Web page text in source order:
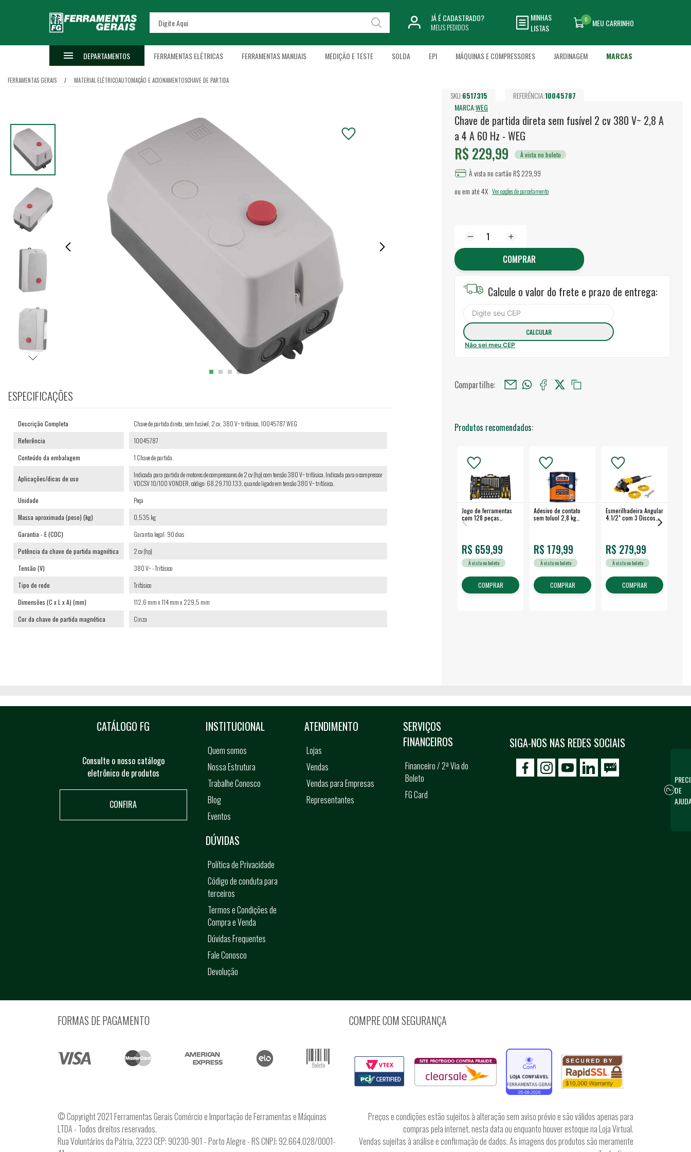
JÁ É CADASTRADO?
MEUS PEDIDOS
MINHAS
LISTAS
MEU CARRINHO
0
DEPARTAMENTOS FERRAMENTAS ELÉTRICAS FERRAMENTAS MANUAIS MEDIÇÃO E TESTE SOLDA EPI MÁQUINAS E COMPRESSORES JARDINAGEM MARCAS
FERRAMENTAS GERAIS MATERIAL ELÉTRICOAUTOMAÇÃO E ACIONAMENTOSCHAVE DE PARTIDA
SKU:6517315 REFERÊNCIA:10045787
MARCA:WEG
Chave de partida direta sem fusível 2 cv 380 V~ 2,8 A
a 4 A 60 Hz - WEG
R$ 229,99 À vista no boleto
À vista no cartão R$ 229,99
ou em até4X Ver opções de parcelamento
COMPRAR
Calcule o valor do frete e prazo de entrega:
Não sei meu CEP
Compartilhe:
Produtos recomendados:
Jogo de ferramentas
com 128 peças
embalagem fechada -
R$ 659,99
À vista no boleto
COMPRAR
Adesivo de contato
sem toluol 2,8 kg
R$ 179,99
À vista no boleto
COMPRAR
Esmerilhadeira Angular
4.1/2" com 3 Discos
R$ 279,99
À vista no boleto
COMPRAR
ESPECIFICAÇÕES
Descrição Completa
Chave de partida direta, sem fusível, 2 cv, 380 V~ trifásico, 10045787 WEG
Referência
10045787
Conteúdo da embalagem
1 Chave de partida.
Aplicações/dicas de uso
Indicada para partida de motores de compressores de 2 cv (hp) com tensão 380 V~ trifásica. Indicada para o compressor
VDCSV 10/100 VONDER, código: 68.29.710.133, quando ligado em tensão 380 V~ trifásica.
Unidade
Peça
Massa aproximada (peso) (kg)
0,535 kg
Garantia - E (CDC)
Garantia legal: 90 dias
Potência da chave de partida magnética
2 cv (hp)
Tensão (V)
380 V~ - Trifásico
Tipo de rede
Trifásico
Dimensões (C x L x A) (mm)
112,6 mm x 114 mm x 229,5 mm
Cor da chave de partida magnética
Cinza
CATÁLOGO FG
Consulte o nosso catálogo
eletrônico de produtos
CONFIRA
SIGA-NOS NAS REDES SOCIAIS
icon-facebook
icon-social02icon-social03
INSTITUCIONAL
Quem somos
Nossa Estrutura
Trabalhe Conosco
Blog
Eventos
ATENDIMENTO
Lojas
Vendas
Vendas para Empresas
Representantes
SERVIÇOS
FINANCEIROS
Financeiro / 2ª Via do
Boleto
FG Card
DÚVIDAS
Política de Privacidade
Código de conduta para
terceiros
Termos e Condições de
Compra e Venda
Dúvidas Frequentes
Fale Conosco
Devolução
FORMAS DE PAGAMENTO COMPRE COM SEGURANÇA
© Copyright 2021 Ferramentas Gerais Comércio e Importação de Ferramentas e Máquinas
LTDA - Todos direitos reservados.
Rua Voluntários da Pátria, 3223 CEP: 90230-901 - Porto Alegre - RS CNPJ: 92.664.028/0001-
Preços e condições estão sujeitos à alteração sem aviso prévio e são válidos apenas para
compras pela internet, nesta data ou enquanto houver estoque na Loja Virtual.
Vendas sujeitas à análise e confirmação de dados. As imagens dos produtos são meramente
DE